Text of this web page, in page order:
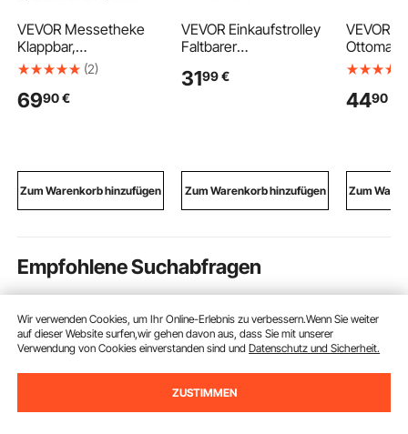
VEVOR Messetheke
Klappbar,
1100x385x885 mm,
Tragetasche,
Faltbare Mobile
Barstation für
(2)
6990€
Zum Warenkorb hinzufügen
VEVOR Einkaufstrolley
Faltbarer
35kg Tragkraft
Abnehmbar, 2-in-1
Einkaufsroller für
3199 €
Zum Warenkorb hinzufügen
VEVOR
4490
Zum
Empfohlene Suchabfragen
handwagen lammgrill pavillon rund
Wir verwenden Cookies, um Ihr Online-Erlebnis zu verbessern.Wenn Sie weiter
auf dieser Website surfen,wir gehen davon aus, dass Sie mit unserer
Verwendung von Cookies einverstanden sind undDatenschutz und Sicherheit.
ZUSTIMMEN